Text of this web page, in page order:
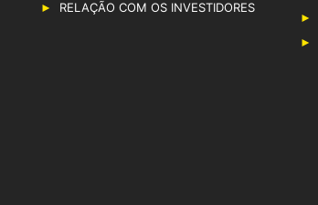
RELAÇÃO COM OS INVESTIDORES